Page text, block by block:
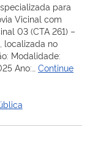
para
Vicinal com
03 (CTA 261) –
localizada no
Modalidade:
Ano:… Continue